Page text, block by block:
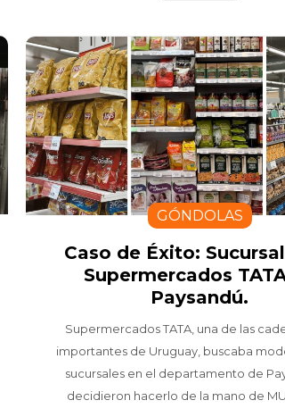
GÓNDOLAS
Caso de Éxito:
Supermercados
Paysandú.
Supermercados TATA, una de las
importantes de Uruguay, buscaba
sucursales en el departamento de
decidieron hacerlo de la mano de